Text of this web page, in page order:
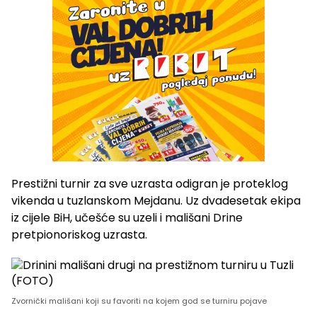
Prestižni turnir za sve uzrasta odigran je proteklog
vikenda u tuzlanskom Mejdanu. Uz dvadesetak ekipa
iz cijele BiH, učešće su uzeli i mališani Drine
pretpionoriskog uzrasta.
Zvornički mališani koji su favoriti na kojem god se turniru pojave